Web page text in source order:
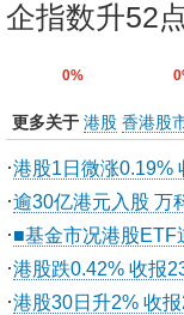
企指数升52
0%
更多关于 港股 香港股
·港股1日微涨0.19%
·逾30亿港元入股 万
·■基金市况港股ETF
·港股跌0.42% 收报
·港股30日升2% 收